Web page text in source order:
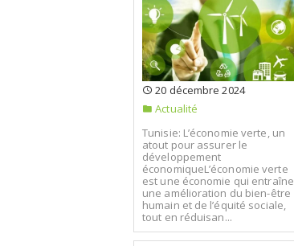
20 décembre 2024
Actualité
Tunisie: L’économie verte, un
atout pour assurer le
développement
économiqueL’économie verte
est une économie qui entraîne
une amélioration du bien-être
humain et de l’équité sociale,
tout en réduisan...